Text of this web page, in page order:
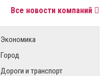
Все новости компаний
Экономика
Город
Дороги и транспорт